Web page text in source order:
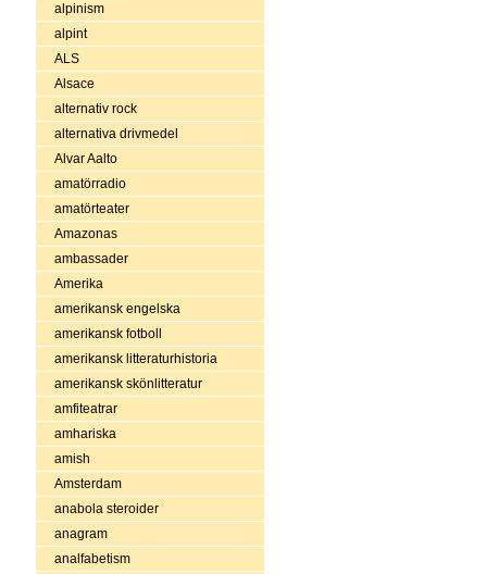
alpinism
alpint
ALS
Alsace
alternativ rock
alternativa drivmedel
Alvar Aalto
amatörradio
amatörteater
Amazonas
ambassader
Amerika
amerikansk engelska
amerikansk fotboll
amerikansk litteraturhistoria
amerikansk skönlitteratur
amfiteatrar
amhariska
amish
Amsterdam
anabola steroider
anagram
analfabetism